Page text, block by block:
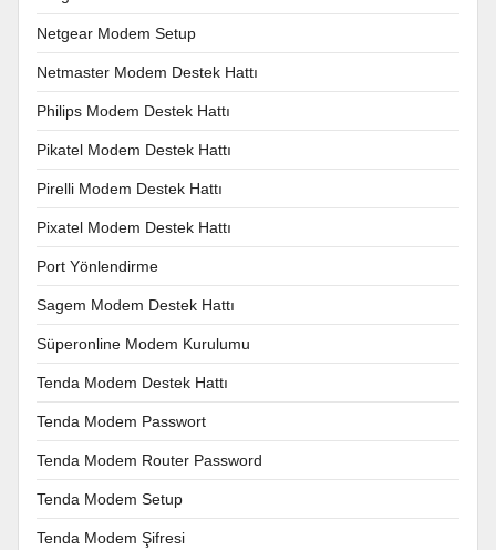
Netgear Modem Setup
Netmaster Modem Destek Hattı
Philips Modem Destek Hattı
Pikatel Modem Destek Hattı
Pirelli Modem Destek Hattı
Pixatel Modem Destek Hattı
Port Yönlendirme
Sagem Modem Destek Hattı
Süperonline Modem Kurulumu
Tenda Modem Destek Hattı
Tenda Modem Passwort
Tenda Modem Router Password
Tenda Modem Setup
Tenda Modem Şifresi